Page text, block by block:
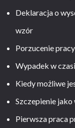
Deklaracja o
wzór
Porzucenie
Wypadek w
Kiedy możliwe
Szczepienie
Pierwsza praca